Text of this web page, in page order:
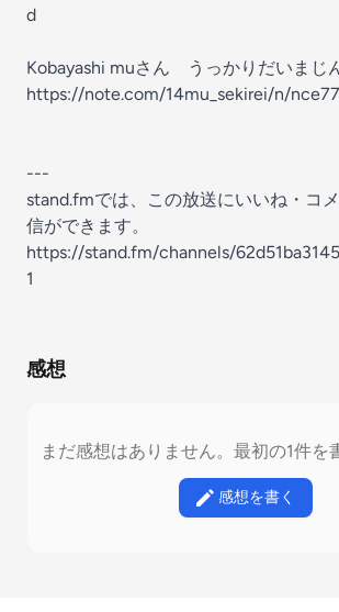
d
Kobayashi muさん うっかりだいまじ
https://note.com/14mu_sekirei/n/
---
stand.fmでは、この放送にいいね・コ
信ができます。
https://stand.fm/channels/
1
感想
まだ感想はありません。最初の1件を
感想を書く